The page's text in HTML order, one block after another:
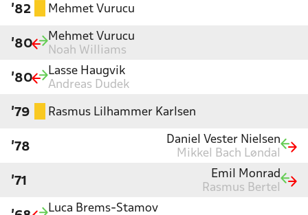
'82 Mehmet Vurucu
'80
Mehmet Vurucu
Noah Williams
'80
Lasse Haugvik
Andreas Dudek
'79 Rasmus Lilhammer Karlsen
'78
Daniel Vester Nielsen
Mikkel Bach Løndal
'71
Emil Monrad
Rasmus Bertel
Luca Brems-Stamov